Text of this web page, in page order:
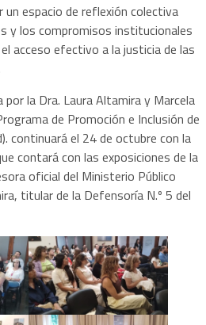
un espacio de reflexión colectiva
y los compromisos institucionales
acceso efectivo a la justicia de las
por la Dra. Laura Altamira y Marcela
de Promoción e Inclusión de
continuará el 24 de octubre con la
contará con las exposiciones de la
oficial del Ministerio Público
titular de la Defensoría N.º 5 del